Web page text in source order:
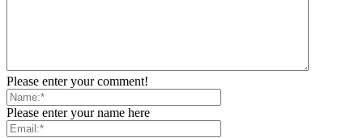
Please enter your comment!
Please enter your name here